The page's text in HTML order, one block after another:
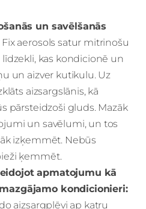
un savēlšanās
aerosols satur mitrinošu
kas kondicionē un
un aizver kutikulu. Uz
aizsargslānis, kā
pārsteidzoši gluds. Mazāk
un savēlumi, un tos
izķemmēt. Nebūs
ķemmēt.
apmatojumu kā
kondicionieri:
aizsargplēvi ap katru